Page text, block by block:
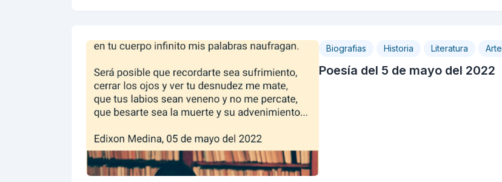
Biografias Historia Literatura Arte
Poesía del 5 de mayo del 2022